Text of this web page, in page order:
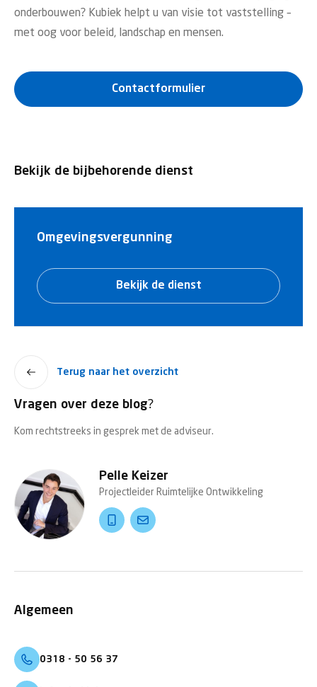
Vragen over deze blog?
Kom rechtstreeks in gesprek met de adviseur.
Pelle Keizer
Projectleider Ruimtelijke Ontwikkeling
Algemeen
0318 - 50 56 37
onderbouwen? Kubiek helpt u van visie tot vaststelling –
met oog voor beleid, landschap en mensen.
Contactformulier
Bekijk de bijbehorende dienst
Omgevingsvergunning
Bekijk de dienst
Terug naar het overzicht